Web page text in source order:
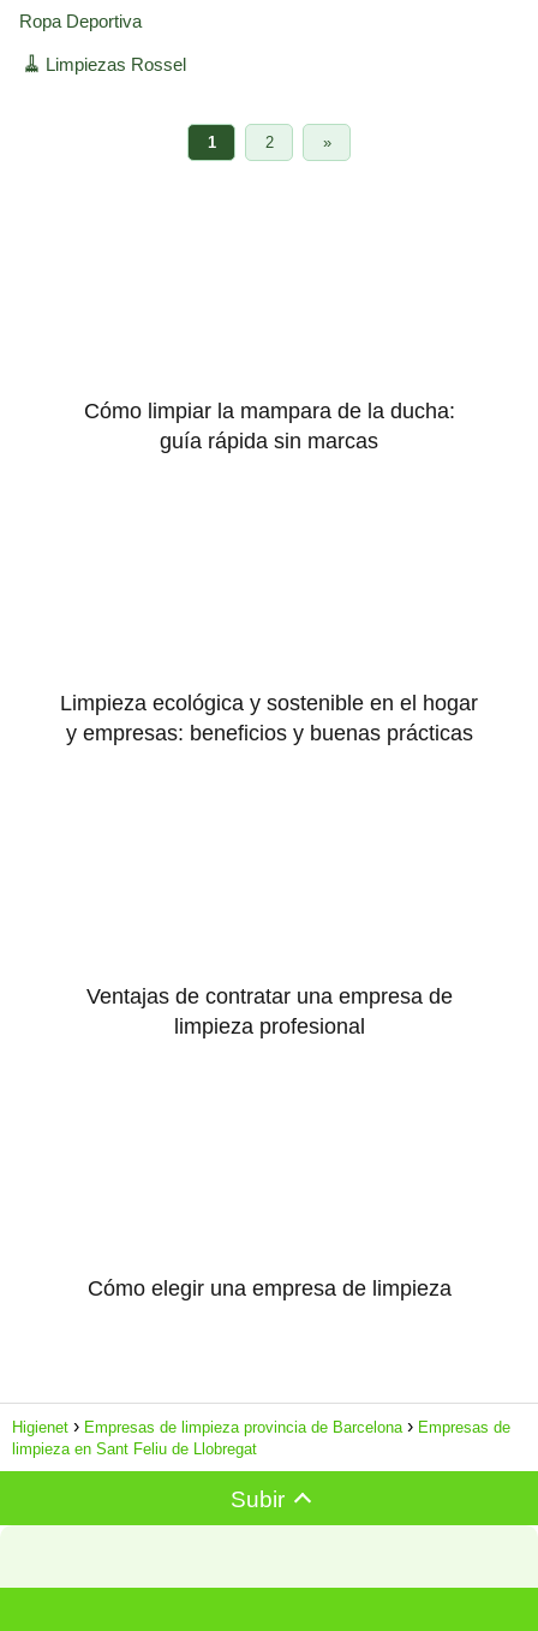
Ropa Deportiva
🧹 Limpiezas Rossel
1 2 »
Cómo limpiar la mampara de la ducha:
guía rápida sin marcas
Limpieza ecológica y sostenible en el hogar
y empresas: beneficios y buenas prácticas
Ventajas de contratar una empresa de
limpieza profesional
Cómo elegir una empresa de limpieza
Higienet Empresas de limpieza provincia de Barcelona
Empresas de
limpieza en Sant Feliu de Llobregat
Subir